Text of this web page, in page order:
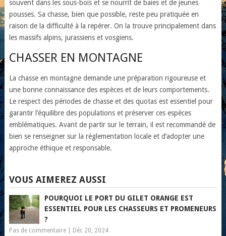
souvent dans les sous-bois et se nourrit de baies et de jeunes
pousses. Sa chasse, bien que possible, reste peu pratiquée en
raison de la difficulté à la repérer. On la trouve principalement dans
les massifs alpins, jurassiens et vosgiens.
CHASSER EN MONTAGNE
La chasse en montagne demande une préparation rigoureuse et
une bonne connaissance des espèces et de leurs comportements.
Le respect des périodes de chasse et des quotas est essentiel pour
garantir l’équilibre des populations et préserver ces espèces
emblématiques. Avant de partir sur le terrain, il est recommandé de
bien se renseigner sur la réglementation locale et d’adopter une
approche éthique et responsable.
VOUS AIMEREZ AUSSI
POURQUOI LE PORT DU GILET ORANGE EST
ESSENTIEL POUR LES CHASSEURS ET PROMENEURS
?
Pas de commentaire| Déc 20, 2024